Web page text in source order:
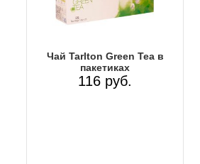
Чай Tarlton Green Tea в
пакетиках
116 руб.